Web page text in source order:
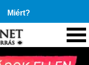
Miért?